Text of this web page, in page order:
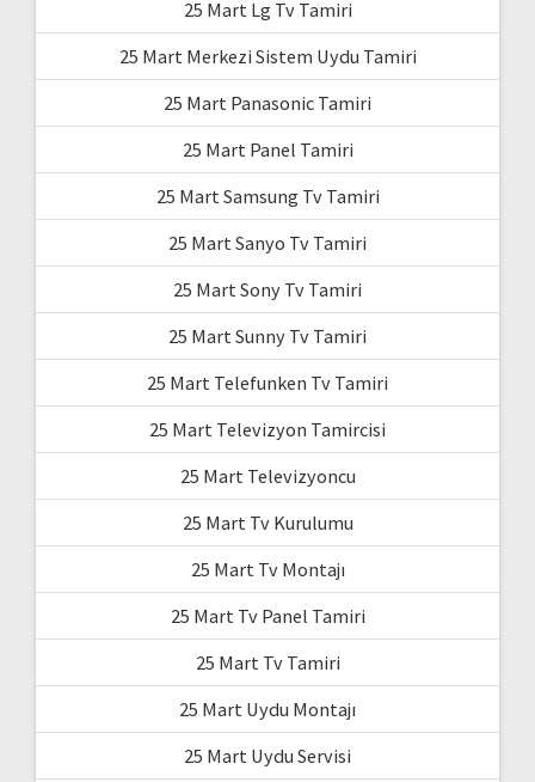
25 Mart Lg Tv Tamiri
25 Mart Merkezi Sistem Uydu Tamiri
25 Mart Panasonic Tamiri
25 Mart Panel Tamiri
25 Mart Samsung Tv Tamiri
25 Mart Sanyo Tv Tamiri
25 Mart Sony Tv Tamiri
25 Mart Sunny Tv Tamiri
25 Mart Telefunken Tv Tamiri
25 Mart Televizyon Tamircisi
25 Mart Televizyoncu
25 Mart Tv Kurulumu
25 Mart Tv Montajı
25 Mart Tv Panel Tamiri
25 Mart Tv Tamiri
25 Mart Uydu Montajı
25 Mart Uydu Servisi